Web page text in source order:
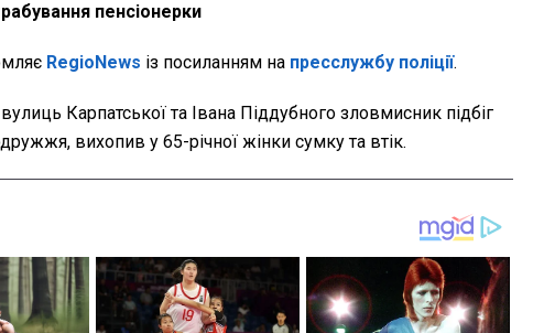
пенсіонерки
RegioNews із посиланням на пресслужбу поліції.
Карпатської та Івана Піддубного зловмисник підбіг
вихопив у 65-річної жінки сумку та втік.